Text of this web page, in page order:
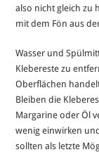
also nicht gleich zu
mit dem Fön aus
Wasser und
Klebereste zu
Oberflächen
Bleiben die
Margarine oder Öl
wenig einwirken
sollten als letzte